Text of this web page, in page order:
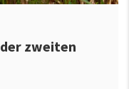
zweiten